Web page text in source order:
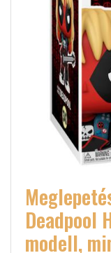
Deadpool
modell,